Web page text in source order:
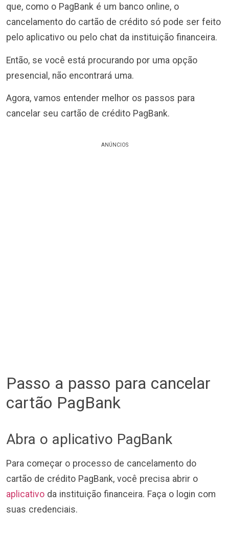
que, como o PagBank é um banco online, o
cancelamento do cartão de crédito só pode ser feito
pelo aplicativo ou pelo chat da instituição financeira.
Então, se você está procurando por uma opção
presencial, não encontrará uma.
Agora, vamos entender melhor os passos para
cancelar seu cartão de crédito PagBank.
ANÚNCIOS
Passo a passo para cancelar
cartão PagBank
Abra o aplicativo PagBank
Para começar o processo de cancelamento do
cartão de crédito PagBank, você precisa abrir o
aplicativo da instituição financeira. Faça o login com
suas credenciais.